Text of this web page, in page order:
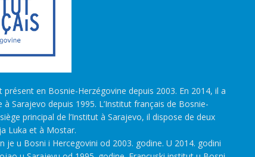
en Bosnie-Herzégovine depuis 2003. En 2014, il a
Sarajevo depuis 1995. L’Institut français de Bosnie-
principal de l’Institut à Sarajevo, il dispose de deux
Luka et à Mostar.
u Bosni i Hercegovini od 2003. godine. U 2014. godini